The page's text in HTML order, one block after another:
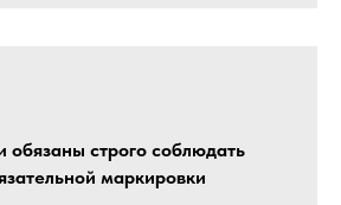
обязаны строго соблюдать
маркировки